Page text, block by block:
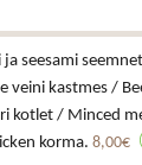
seesami
veini kastmes /
kotlet / Minced
korma. 8,00€